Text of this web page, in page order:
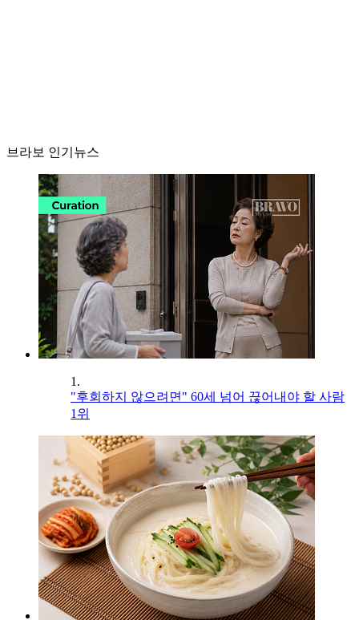
브라보 인기뉴스
1.
"후회하지 않으려면" 60세 넘어 끊어내야 할 사람
1위